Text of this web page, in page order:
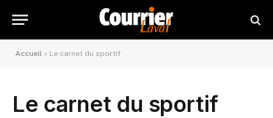
Accueil » Le carnet du sportif
Le carnet du sportif